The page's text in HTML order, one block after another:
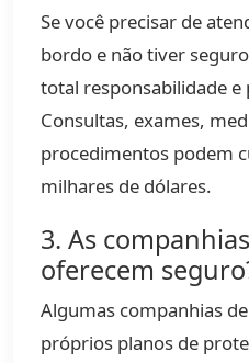
Se você precisar de
bordo e não tiver
total responsabilidade
Consultas, exames,
procedimentos podem
milhares de dólares.
3. As
oferecem
Algumas companhias
próprios planos de